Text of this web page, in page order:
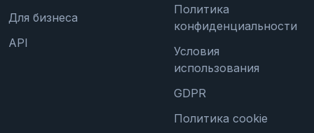
Для бизнеса
API
Политика
конфиденциальности
Условия
использования
GDPR
Политика cookie